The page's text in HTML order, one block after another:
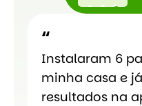
“
Instalaram 6
minha casa e
resultados na